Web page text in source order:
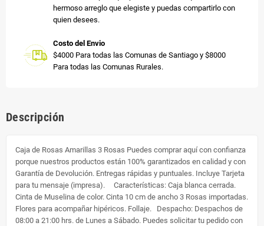
hermoso arreglo que elegiste y puedas compartirlo con
quien desees.
Costo del Envio
$4000 Para todas las Comunas de Santiago y $8000
Para todas las Comunas Rurales.
Descripción
Caja de Rosas Amarillas 3 Rosas Puedes comprar aquí con confianza
porque nuestros productos están 100% garantizados en calidad y con
Garantía de Devolución. Entregas rápidas y puntuales. Incluye Tarjeta
para tu mensaje (impresa). Características: Caja blanca cerrada.
Cinta de Muselina de color. Cinta 10 cm de ancho 3 Rosas importadas.
Flores para acompañar hipéricos. Follaje. Despacho: Despachos de
08:00 a 21:00 hrs. de Lunes a Sábado. Puedes solicitar tu pedido con